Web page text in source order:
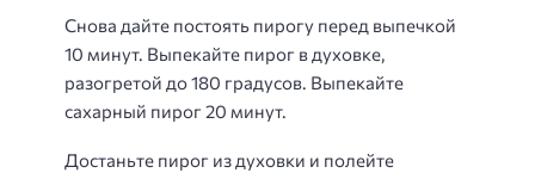
Снова дайте постоять пирогу перед выпечкой
10 минут. Выпекайте пирог в духовке,
разогретой до 180 градусов. Выпекайте
сахарный пирог 20 минут.
Достаньте пирог из духовки и полейте